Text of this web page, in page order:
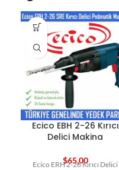
Ecico EBH 2-26 Kırıcı
Delici Makina
$65,00
Ecico ERH 2-26 Kırıcı Delici